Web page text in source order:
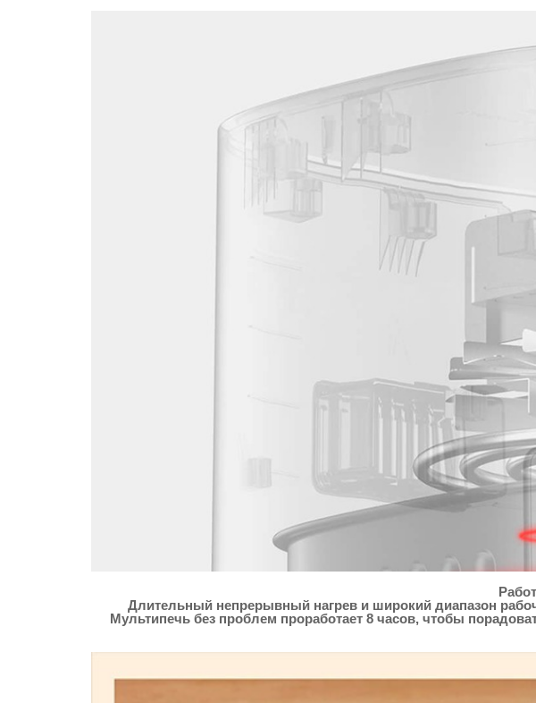
Длительный непрерывный нагрев и широкий диапазон
Мультипечь без проблем проработает 8 часов, чтобы